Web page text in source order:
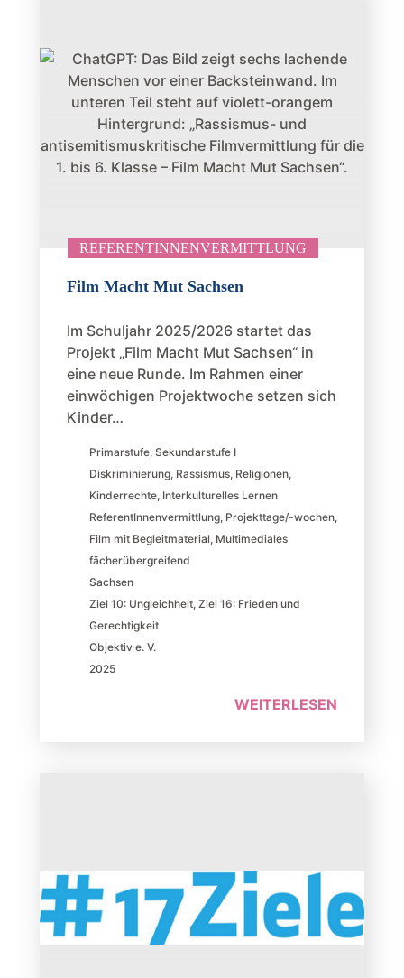
REFERENTINNENVERMITTLUNG
Film Macht Mut Sachsen
Im Schuljahr 2025/2026 startet das
Projekt „Film Macht Mut Sachsen“ in
eine neue Runde. Im Rahmen einer
einwöchigen Projektwoche setzen sich
Kinder…
Primarstufe, Sekundarstufe I
Diskriminierung, Rassismus, Religionen,
Kinderrechte, Interkulturelles Lernen
ReferentInnenvermittlung, Projekttage/-wochen,
Film mit Begleitmaterial, Multimediales
fächerübergreifend
Sachsen
Ziel 10: Ungleichheit, Ziel 16: Frieden und
Gerechtigkeit
Objektiv e. V.
2025
WEITERLESEN